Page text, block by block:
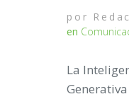
por
en
La
Generativa